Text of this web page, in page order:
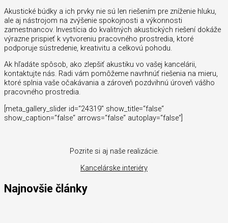
Akustické búdky a ich prvky nie sú len riešením pre zníženie hluku,
ale aj nástrojom na zvýšenie spokojnosti a výkonnosti
zamestnancov. Investícia do kvalitných akustických riešení dokáže
výrazne prispieť k vytvoreniu pracovného prostredia, ktoré
podporuje sústredenie, kreativitu a celkovú pohodu.
Ak hľadáte spôsob, ako zlepšiť akustiku vo vašej kancelárii,
kontaktujte nás. Radi vám pomôžeme navrhnúť riešenia na mieru,
ktoré splnia vaše očakávania a zároveň pozdvihnú úroveň vášho
pracovného prostredia.
[meta_gallery_slider id=“24319″ show_title=“false“
show_caption=“false“ arrows=“false“ autoplay=“false“]
Pozrite si aj naše realizácie.
Kancelárske interiéry
Najnovšie články